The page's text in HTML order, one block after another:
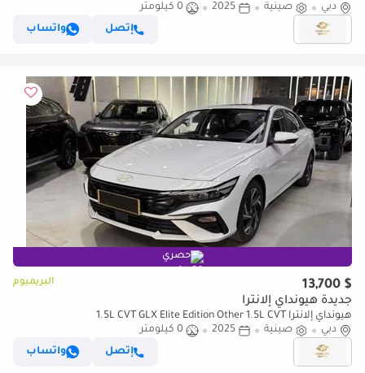
دبي
صينية 2025
0 كيلومتر
إتصل
واتساب
حصري
$ 13,700 البريميوم
جديدة هيونداي إلانترا
هيونداي إلانترا 1.5L CVT GLX Elite Edition Other 1.5L CVT
دبي
صينية 2025
0 كيلومتر
إتصل
واتساب